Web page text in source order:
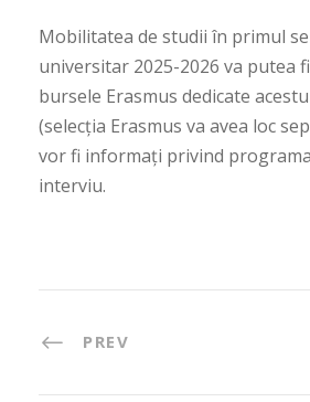
Mobilitatea de studii în primul
universitar 2025-2026 va putea
bursele Erasmus dedicate
(selecția Erasmus va avea loc
vor fi informați privind
interviu.
PREV